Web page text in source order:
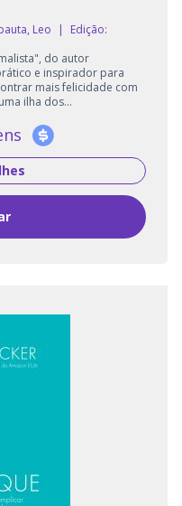
Leo |
Edição:
do autor
e inspirador para
mais felicidade com
ilha dos...